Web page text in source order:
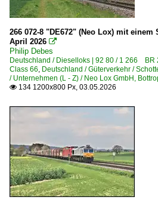
Hildesheim
Himmelstadt
Hochstadt/Marktzeuln
Hürth
Illertissen/Bayern
Karlsruhe Hbf ·RK·
Kempten (i. A.) Hbf
Koblenz Hbf ·KKO·
Köln Hbf ·KK·
Köln (sonstige)
266 072-8 "DE672" (Neo Lox) mit
April 2026 
Philip Debes
Deutschland / Dieselloks | 92 80 / 1 266
Class 66, Deutschland / Güterverkehr /
/ Unternehmen (L - Z) / Neo Lox GmbH,
 134 1200x800 Px, 03.05.2026